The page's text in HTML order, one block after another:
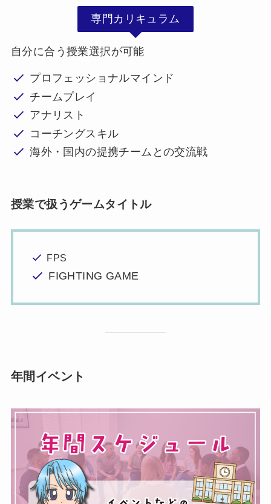
専門カリキュラム
自分に合う授業選択が可能
プロフェッショナルマインド
チームプレイ
アナリスト
コーチングスキル
海外・国内の提携チームとの交流戦
授業で扱うゲームタイトル
FPS
FIGHTING GAME
年間イベント